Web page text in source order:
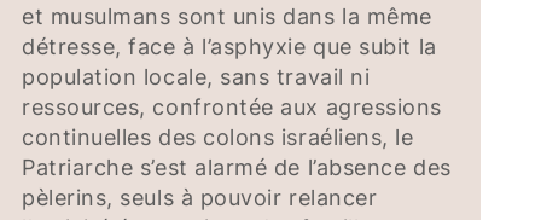
et musulmans sont unis dans la même
détresse, face à l’asphyxie que subit la
population locale, sans travail ni
ressources, confrontée aux agressions
continuelles des colons israéliens, le
Patriarche s’est alarmé de l’absence des
pèlerins, seuls à pouvoir relancer